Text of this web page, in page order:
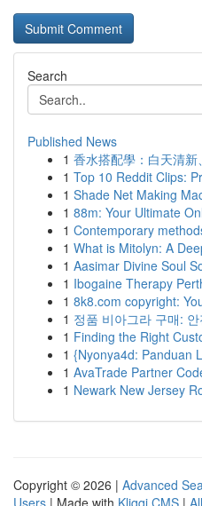
Search
Published News
1 香水搭配學：白天清
1 Top 10 Reddit Clips:
1 Shade Net Making
1 88m: Your Ultimate
1 Contemporary
1 What is Mitolyn: A
1 Aasimar Divine Soul
1 Ibogaine Therapy
1 8k8.com copyright:
1 정품 비아그라 구매:
1 Finding the Right
1 {Nyonya4d: Panduan
1 AvaTrade Partner
1 Newark New Jersey
Copyright © 2026 | Advanced
Users | Made with Kliqqi CMS |